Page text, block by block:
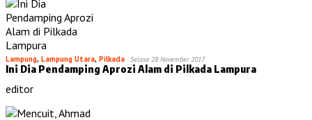
Lampung, Lampung Utara, Pilkada Selasa 28 November 2017
Ini Dia Pendamping Aprozi Alam di Pilkada Lampura
editor